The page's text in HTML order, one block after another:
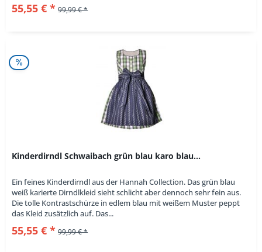
55,55 € * 99,99 € *
Kinderdirndl Schwaibach grün blau karo blau...
Ein feines Kinderdirndl aus der Hannah Collection. Das grün blau
weiß karierte Dirndlkleid sieht schlicht aber dennoch sehr fein aus.
Die tolle Kontrastschürze in edlem blau mit weißem Muster peppt
das Kleid zusätzlich auf. Das...
55,55 € * 99,99 € *